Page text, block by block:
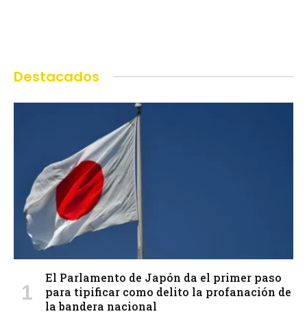
Destacados
El Parlamento de Japón da el primer paso
para tipificar como delito la profanación de
la bandera nacional